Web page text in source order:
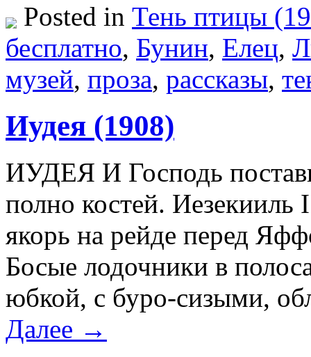
Posted in Тень птицы
бесплатно, Бунин, Елец,
музей, проза, рассказы,
Иудея (1908)
ИУДЕЯ И Господь
полно костей.
якорь на рейде перед
Босые лодочники в
юбкой, с буро-сизыми,
Далее →